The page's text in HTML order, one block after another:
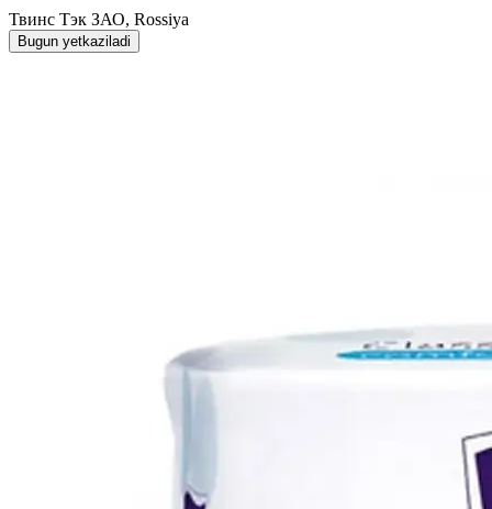
Твинс Тэк ЗАО, Rossiya
Bugun yetkaziladi